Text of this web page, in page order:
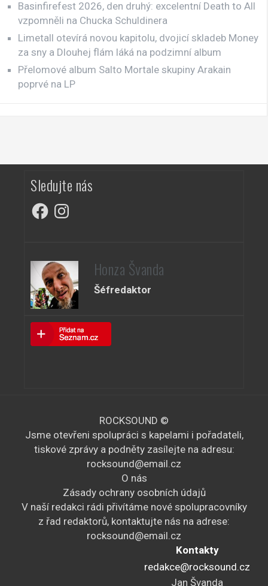
Basinfirefest 2026, den druhý: excelentní Death to All
vzpomněli na Chucka Schuldinera
Limetall otevírá novou kapitolu, dvojicí skladeb Money
za sny a Dlouhej flám láká na podzimní album
Přelomové album Salto Mortale skupiny Arakain
poprvé na LP
Sledujte nás
FacebookInstagram
Honza Švanda
Šéfredaktor
ROCKSOUND ©
Jsme otevřeni spolupráci s kapelami i pořadateli,
tiskové zprávy a podněty zasílejte na adresu:
rocksound@email.cz
O nás
Zásady ochrany osobních údajů
V naší redakci rádi přivítáme nové spolupracovníky
z řad redaktorů, kontaktujte nás na adrese:
rocksound@email.cz
Kontakty
redakce@rocksound.cz
Jan Švanda